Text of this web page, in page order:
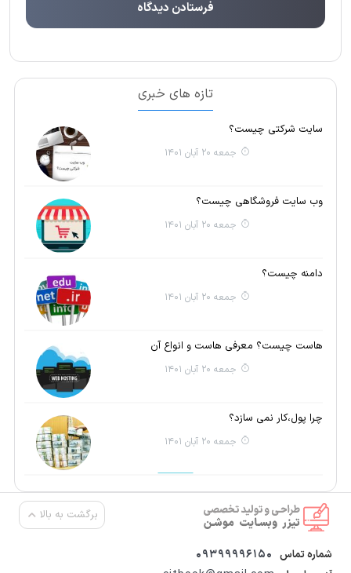
تازه های خبری
سایت شرکتی چیست؟
جمعه 20 آبان 1401
وب سایت فروشگاهی چیست؟
جمعه 20 آبان 1401
دامنه چیست؟
جمعه 20 آبان 1401
هاست چیست؟ معرفی هاست و انواع آن
جمعه 20 آبان 1401
چرا پول،کار نمی سازد؟
جمعه 20 آبان 1401
برگشت به بالا
شماره تماس 09399996150